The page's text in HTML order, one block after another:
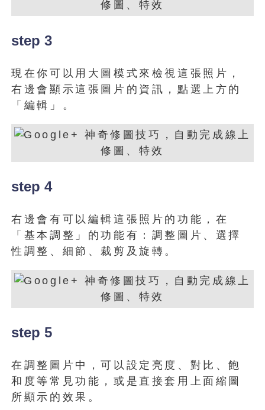
step 3
現在你可以用大圖模式來檢視這張照片，
右邊會顯示這張圖片的資訊，點選上方的
「編輯」。
step 4
右邊會有可以編輯這張照片的功能，在
「基本調整」的功能有：調整圖片、選擇
性調整、細節、裁剪及旋轉。
step 5
在調整圖片中，可以設定亮度、對比、飽
和度等常見功能，或是直接套用上面縮圖
所顯示的效果。